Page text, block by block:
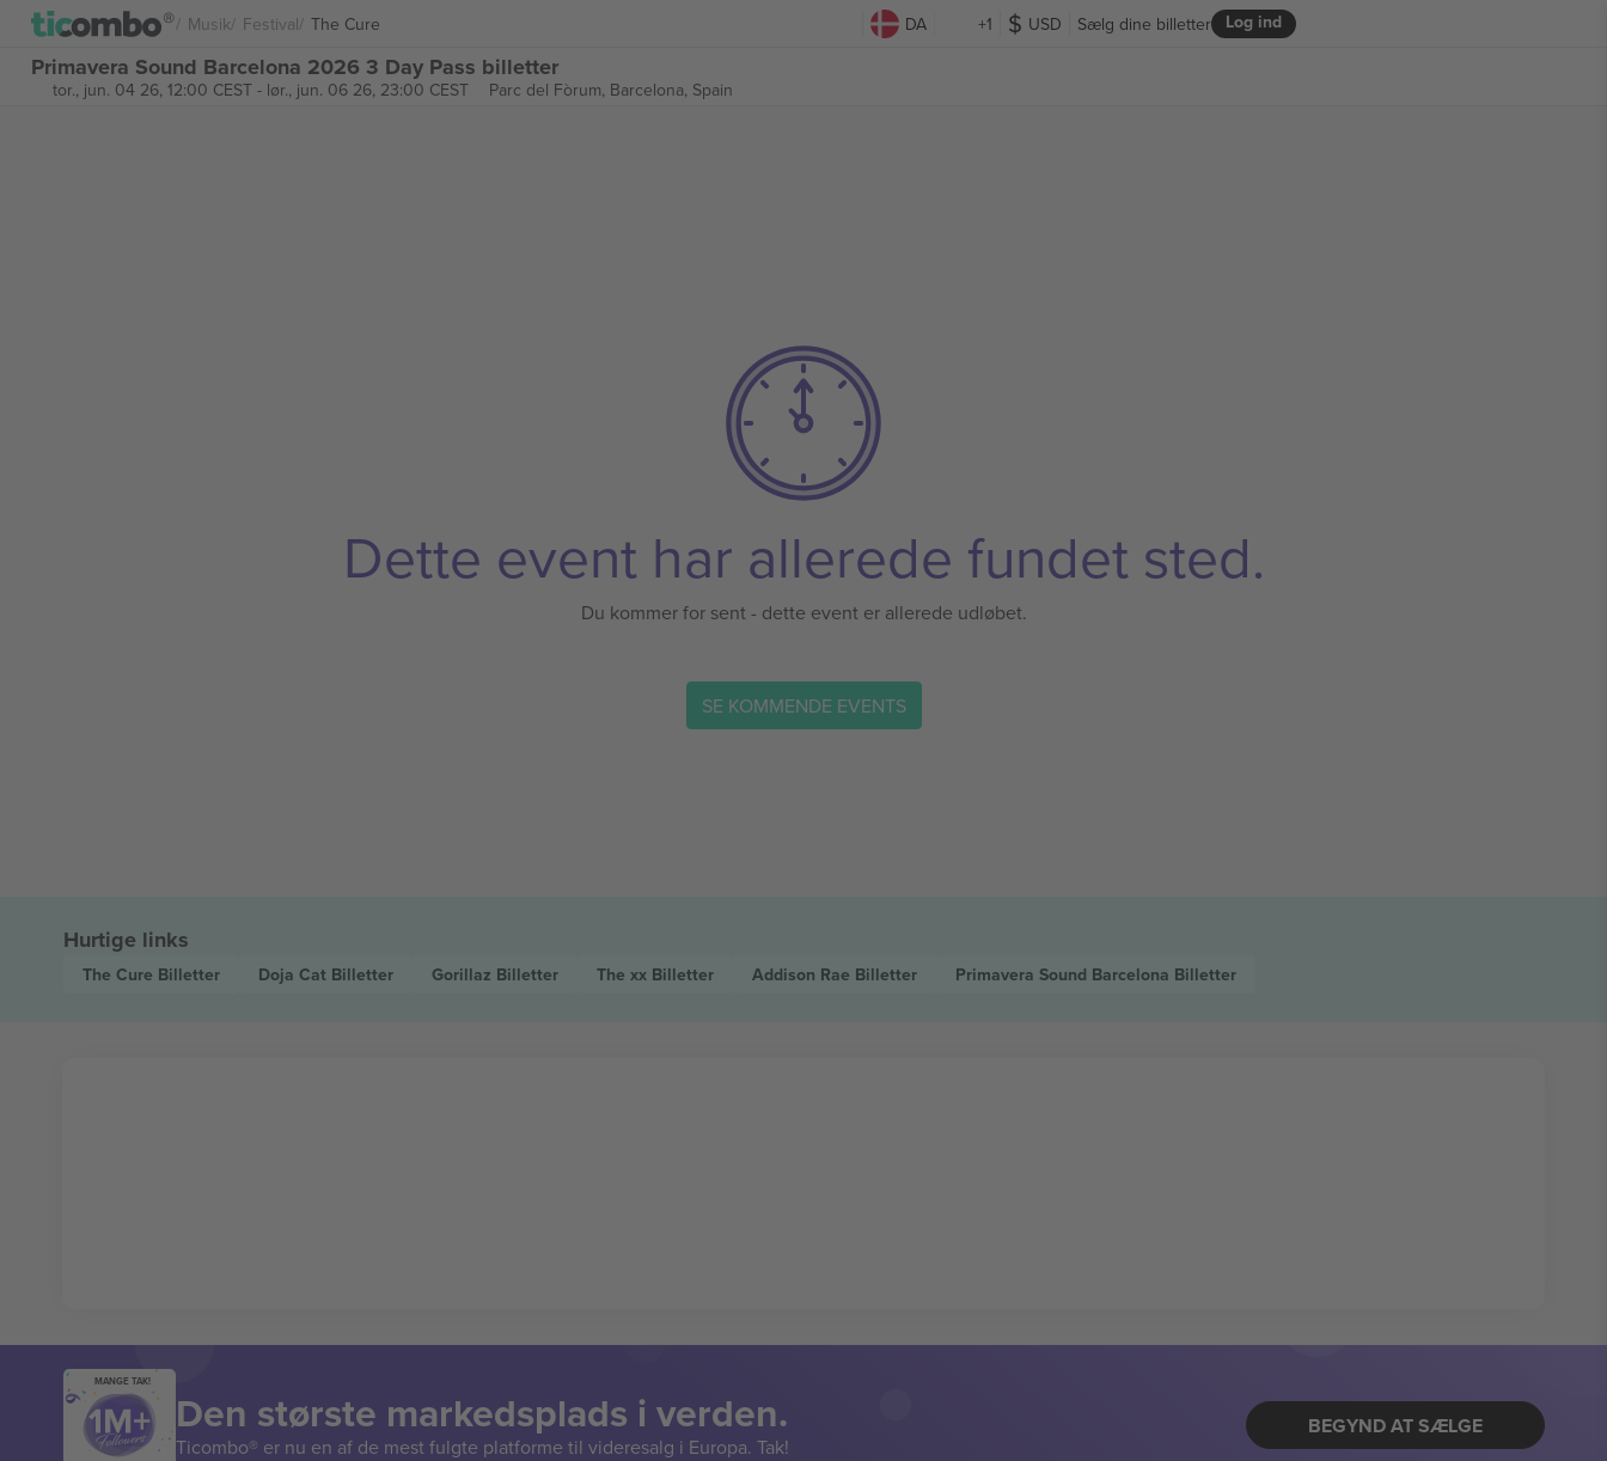
Musik Festival The Cure DA +1 USD Log ind
Sælg dine billetter
Primavera Sound Barcelona 2026 3 Day Pass billetter
tor., jun. 04 26, 12:00 CEST- lør., jun. 06 26, 23:00 CEST Parc del Fòrum, Barcelona, Spain
Dette event har allerede fundet sted.
Du kommer for sent - dette event er allerede udløbet.
SE KOMMENDE EVENTS
Hurtige links
The Cure Billetter Doja Cat Billetter Gorillaz Billetter The xx Billetter Addison Rae Billetter Primavera Sound Barcelona Billetter
MANGE TAK!
Den største markedsplads i verden.
Ticombo® er nu en af de mest fulgte platforme til videresalg i Europa. Tak!
BEGYND AT SÆLGE